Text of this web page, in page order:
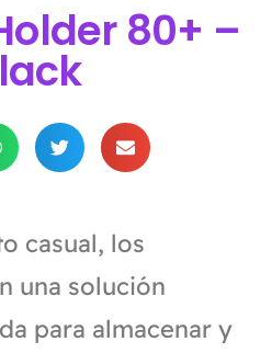
80+ –
casual, los
una solución
para almacenar y